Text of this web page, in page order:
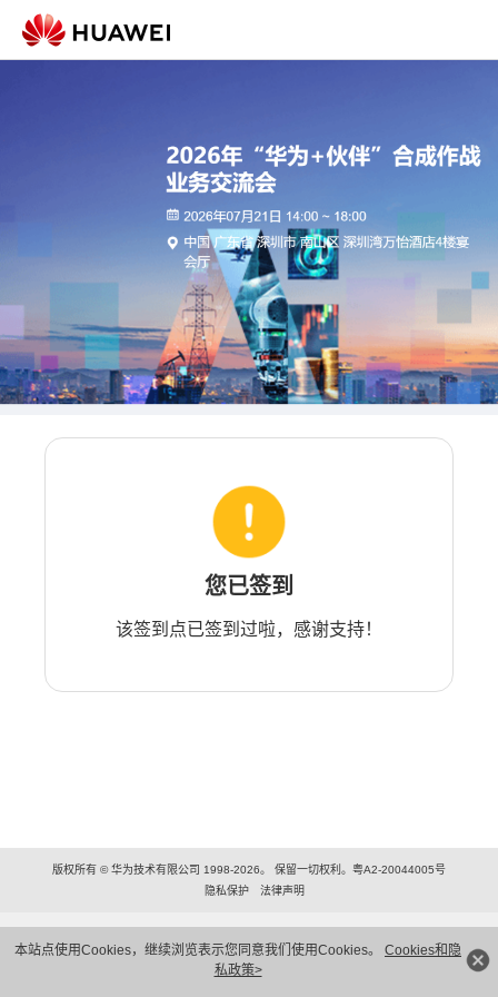
本站点使用Cookies，继续浏览表示您同意我们使用Cookies。 Cookies和隐
私政策>
您已签到
该签到点已签到过啦，感谢支持！
版权所有 © 华为技术有限公司 1998-2026。 保留一切权利。粤A2-20044005号
隐私保护
法律声明